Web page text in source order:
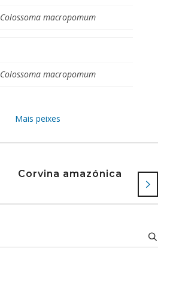
Colossoma macropomum
Colossoma macropomum
Mais peixes
Corvina amazónica